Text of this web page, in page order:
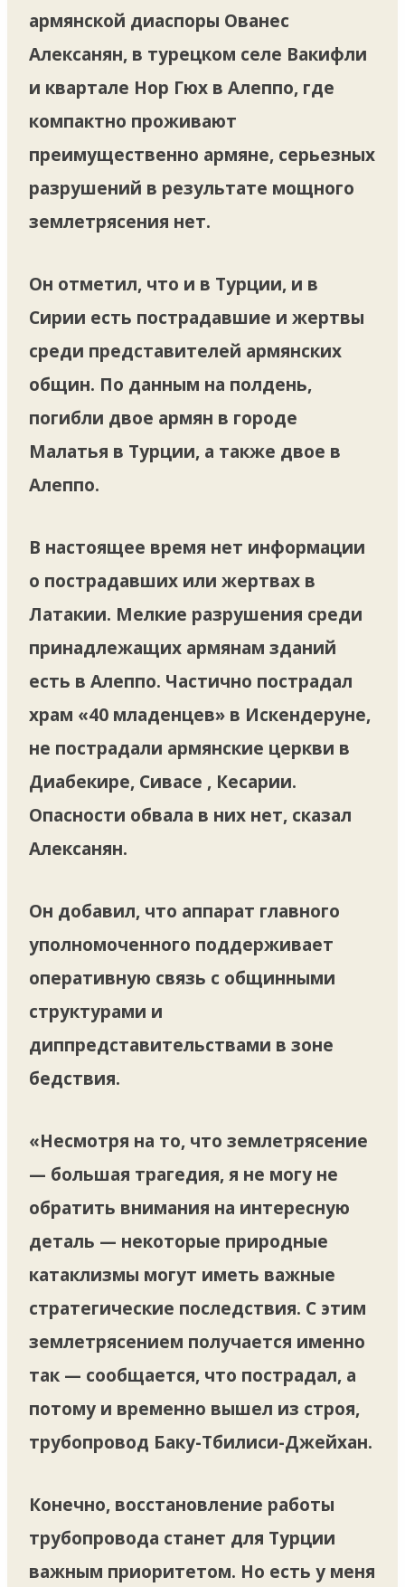
армянской диаспоры Ованес
Алексанян, в турецком селе Вакифли
и квартале Нор Гюх в Алеппо, где
компактно проживают
преимущественно армяне, серьезных
разрушений в результате мощного
землетрясения нет.
Он отметил, что и в Турции, и в
Сирии есть пострадавшие и жертвы
среди представителей армянских
общин. По данным на полдень,
погибли двое армян в городе
Малатья в Турции, а также двое в
Алеппо.
В настоящее время нет информации
о пострадавших или жертвах в
Латакии. Мелкие разрушения среди
принадлежащих армянам зданий
есть в Алеппо. Частично пострадал
храм «40 младенцев» в Искендеруне,
не пострадали армянские церкви в
Диабекире, Сивасе , Кесарии.
Опасности обвала в них нет, сказал
Алексанян.
Он добавил, что аппарат главного
уполномоченного поддерживает
оперативную связь с общинными
структурами и
диппредставительствами в зоне
бедствия.
«Несмотря на то, что землетрясение
— большая трагедия, я не могу не
обратить внимания на интересную
деталь — некоторые природные
катаклизмы могут иметь важные
стратегические последствия. С этим
землетрясением получается именно
так — сообщается, что пострадал, а
потому и временно вышел из строя,
трубопровод Баку-Тбилиси-Джейхан.
Конечно, восстановление работы
трубопровода станет для Турции
важным приоритетом. Но есть у меня